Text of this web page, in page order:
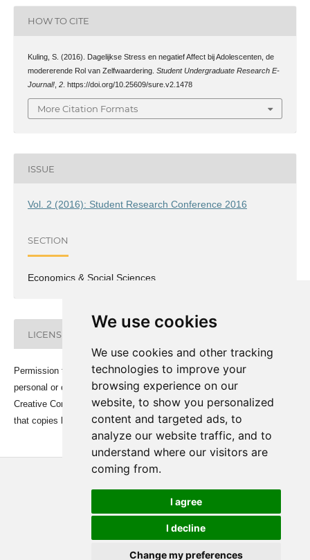
We use cookies
We use cookies and other tracking
technologies to improve your
browsing experience on our
website, to show you personalized
content and targeted ads, to
analyze our website traffic, and to
understand where our visitors are
coming from.
I agree
I decline
Change my preferences
HOW TO CITE
Kuling, S. (2016). Dagelijkse Stress en negatief Affect bij Adolescenten, de
modererende Rol van Zelfwaardering. Student Undergraduate Research E-
Journal!, 2. https://doi.org/10.25609/sure.v2.1478
More Citation Formats
ISSUE
Vol. 2 (2016): Student Research Conference 2016
SECTION
Economics & Social Sciences
LICENSE
Permission to make digital or hard copies of all or part of this work for
personal or classroom use is granted under the conditions of the
Creative Commons Attribution-Share Alike (CC BY-SA) license and
that copies bear this notice and the full citation on the first page.